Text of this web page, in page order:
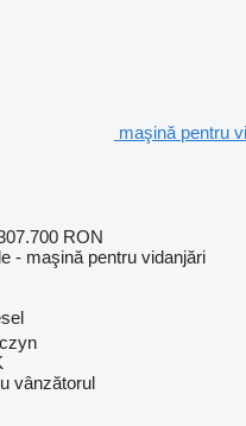
maşină pentru
RON
- maşină pentru vidanjări
vânzătorul